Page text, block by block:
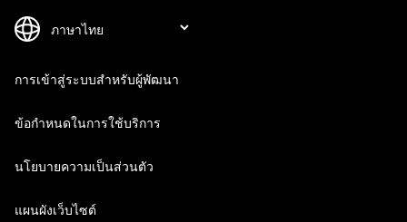
การเข้าสู่ระบบสำหรับผู้พัฒนา
ข้อกำหนดในการใช้บริการ
นโยบายความเป็นส่วนตัว
แผนผังเว็บไซต์